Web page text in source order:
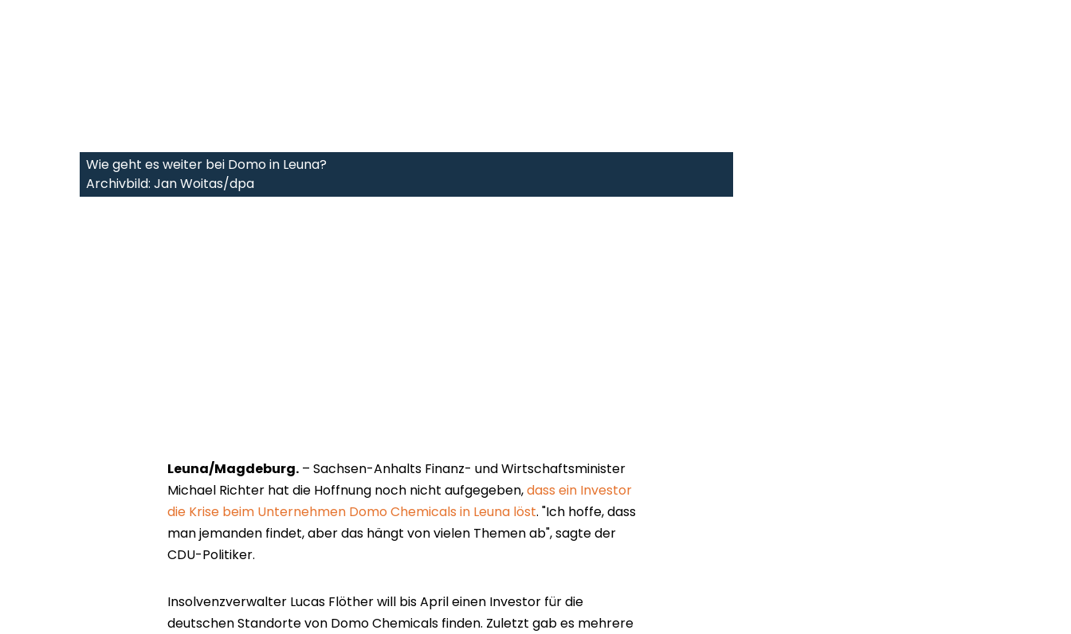
Wie geht es weiter bei Domo in Leuna?
Archivbild: Jan Woitas/dpa
Leuna/Magdeburg. – Sachsen-Anhalts Finanz- und Wirtschaftsminister
Michael Richter hat die Hoffnung noch nicht aufgegeben,dass ein Investor
die Krise beim Unternehmen Domo Chemicals in Leuna löst. "Ich hoffe, dass
man jemanden findet, aber das hängt von vielen Themen ab", sagte der
CDU-Politiker.
Insolvenzverwalter Lucas Flöther will bis April einen Investor für die
deutschen Standorte von Domo Chemicals finden. Zuletzt gab es mehrere